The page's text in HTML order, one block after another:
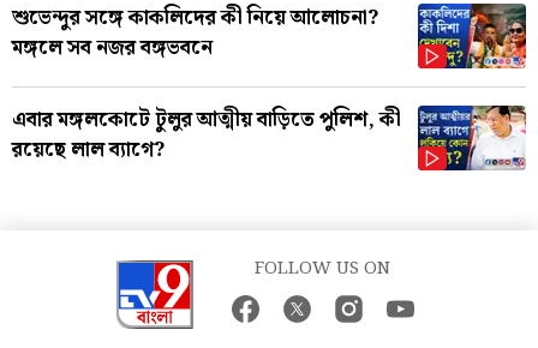
শুভেন্দুর সঙ্গে কাকলিদের কী নিয়ে আলোচনা?
মঙ্গলে সব নজর বঙ্গভবনে
এবার মঙ্গলকোটে টুলুর আত্মীয় বাড়িতে পুলিশ, কী
রয়েছে লাল ব্যাগে?
FOLLOW US ON